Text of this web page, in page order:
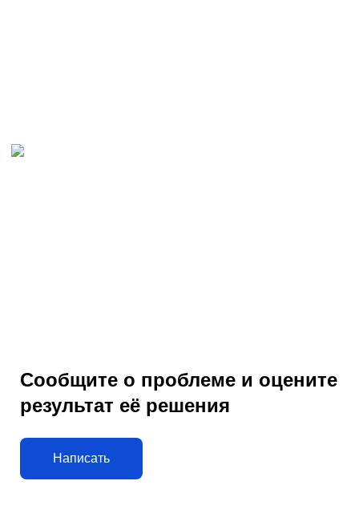
Сообщите о проблеме и оцените
результат её решения
Написать